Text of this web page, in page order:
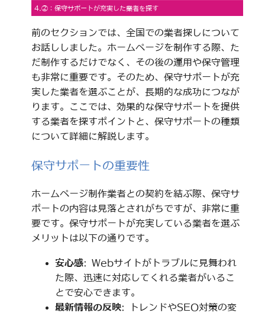
4.②：保守サポートが充実した業者を探す
前のセクションでは、全国での業者探しについて
お話ししました。ホームページを制作する際、た
だ制作するだけでなく、その後の運用や保守管理
も非常に重要です。そのため、保守サポートが充
実した業者を選ぶことが、長期的な成功につなが
ります。ここでは、効果的な保守サポートを提供
する業者を探すポイントと、保守サポートの種類
について詳細に解説します。
保守サポートの重要性
ホームページ制作業者との契約を結ぶ際、保守サ
ポートの内容は見落とされがちですが、非常に重
要です。保守サポートが充実している業者を選ぶ
メリットは以下の通りです。
安心感: Webサイトがトラブルに見舞われ
た際、迅速に対応してくれる業者がいるこ
とで安心できます。
最新情報の反映: トレンドやSEO対策の変